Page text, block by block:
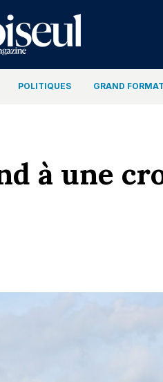
POLITIQUES GRAND FORMAT
à une